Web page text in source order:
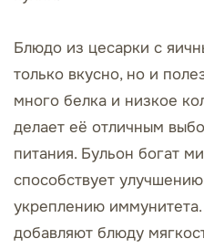
Блюдо из цесарки с
только вкусно, но и
много белка и низкое
делает её отличным
питания. Бульон богат
способствует
укреплению
добавляют блюду